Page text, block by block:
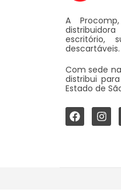
A
escritório,
descartáveis.
Com sede
distribui
Estado de